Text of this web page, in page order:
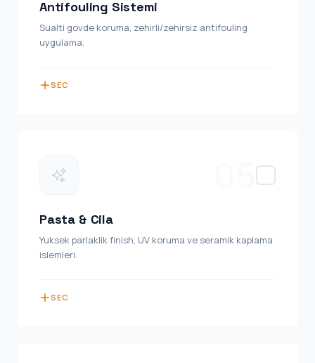
Antifouling Sistemi
Sualti govde koruma, zehirli/zehirsiz antifouling
uygulama.
SEC
Pasta & Cila
Yuksek parlaklik finish, UV koruma ve seramik kaplama
islemleri.
SEC